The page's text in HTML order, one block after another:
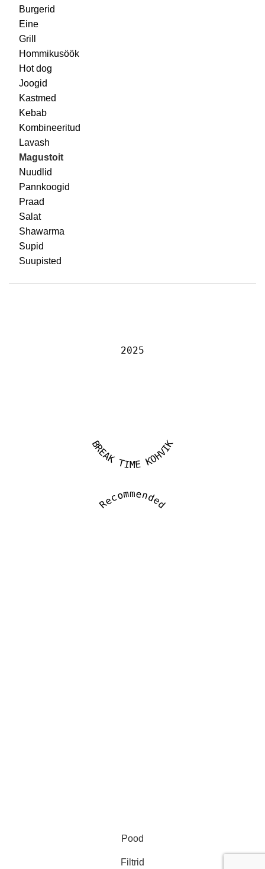
Burgerid
Eine
Grill
Hommikusöök
Hot dog
Joogid
Kastmed
Kebab
Kombineeritud
Lavash
Magustoit
Nuudlid
Pannkoogid
Praad
Salat
Shawarma
Supid
Suupisted
2025
BREAK TIME KOHVIK
Recommended
Pood
Filtrid